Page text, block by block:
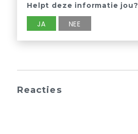
Helpt deze informatie jou?
JA NEE
Reacties